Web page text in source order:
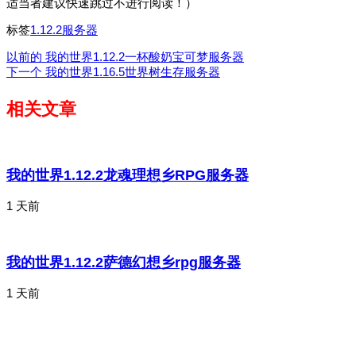
标签1.12.2服务器
以前的 我的世界1.12.2一杯酸奶宝可梦服务器
下一个 我的世界1.16.5世界树生存服务器
相关文章
我的世界1.12.2龙魂理想乡RPG服务器
1 天前
我的世界1.12.2萨德幻想乡rpg服务器
1 天前